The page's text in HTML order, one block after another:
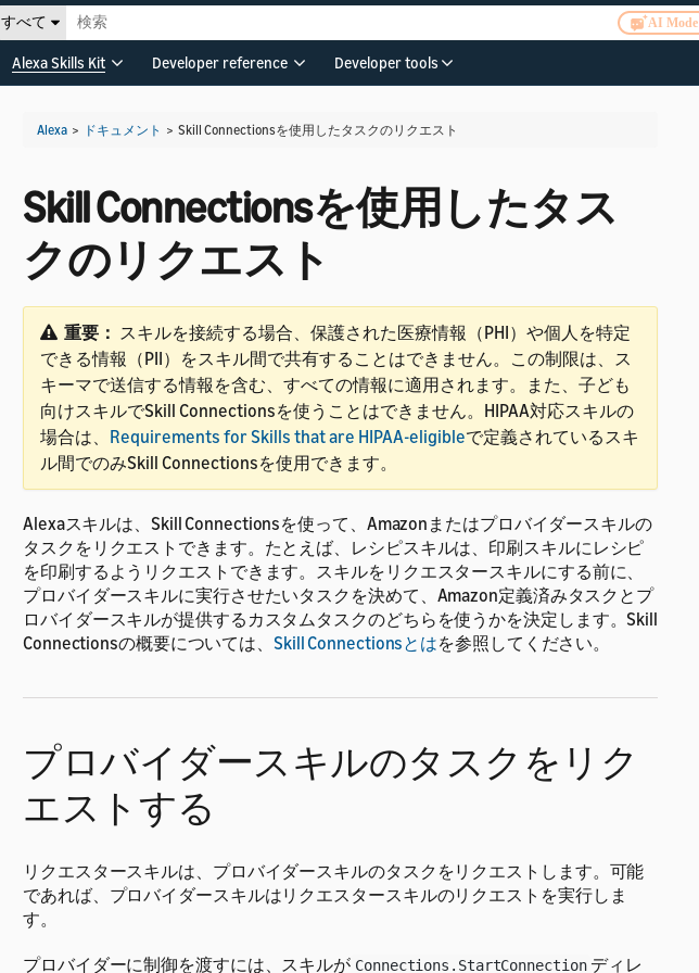
すべて AI Mode
Alexa Skills Kit Developer reference Developer tools
Alexa > ドキュメント > Skill Connectionsを使用したタスクのリクエスト
Skill Connectionsを使用したタス
クのリクエスト
重要： スキルを接続する場合、保護された医療情報（PHI）や個人を特定
できる情報（PII）をスキル間で共有することはできません。この制限は、ス
キーマで送信する情報を含む、すべての情報に適用されます。また、子ども
向けスキルでSkill Connectionsを使うことはできません。HIPAA対応スキルの
場合は、 Requirements for Skills that are HIPAA-eligibleで定義されているスキ
ル間でのみSkill Connectionsを使用できます。
Alexaスキルは、Skill Connectionsを使って、Amazonまたはプロバイダースキルの
タスクをリクエストできます。たとえば、レシピスキルは、印刷スキルにレシピ
を印刷するようリクエストできます。スキルをリクエスタースキルにする前に、
プロバイダースキルに実行させたいタスクを決めて、Amazon定義済みタスクとプ
ロバイダースキルが提供するカスタムタスクのどちらを使うかを決定します。Skill
Connectionsの概要については、 Skill Connectionsとはを参照してください。
プロバイダースキルのタスクをリク
エストする
リクエスタースキルは、プロバイダースキルのタスクをリクエストします。可能
であれば、プロバイダースキルはリクエスタースキルのリクエストを実行しま
す。
プロバイダーに制御を渡すには、スキルが Connections.StartConnection ディレ